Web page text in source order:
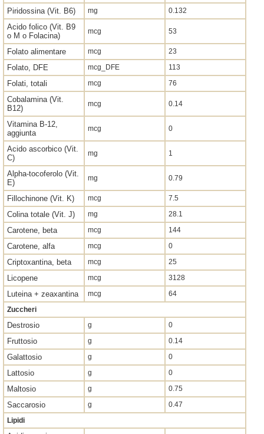
Piridossina (Vit. B6) mg 0.132
Acido folico (Vit. B9
o M o Folacina)
mcg 53
Folato alimentare mcg 23
Folato, DFE mcg_DFE 113
Folati, totali mcg 76
Cobalamina (Vit.
B12)
mcg 0.14
Vitamina B-12,
aggiunta
mcg 0
Acido ascorbico (Vit.
C)
mg 1
Alpha-tocoferolo (Vit.
E)
mg 0.79
Fillochinone (Vit. K) mcg 7.5
Colina totale (Vit. J) mg 28.1
Carotene, beta mcg 144
Carotene, alfa mcg 0
Criptoxantina, beta mcg 25
Licopene mcg 3128
Luteina + zeaxantina mcg
64
Zuccheri
Destrosio g 0
Fruttosio g 0.14
Galattosio g 0
Lattosio g 0
Maltosio g 0.75
Saccarosio g
0.47
Lipidi